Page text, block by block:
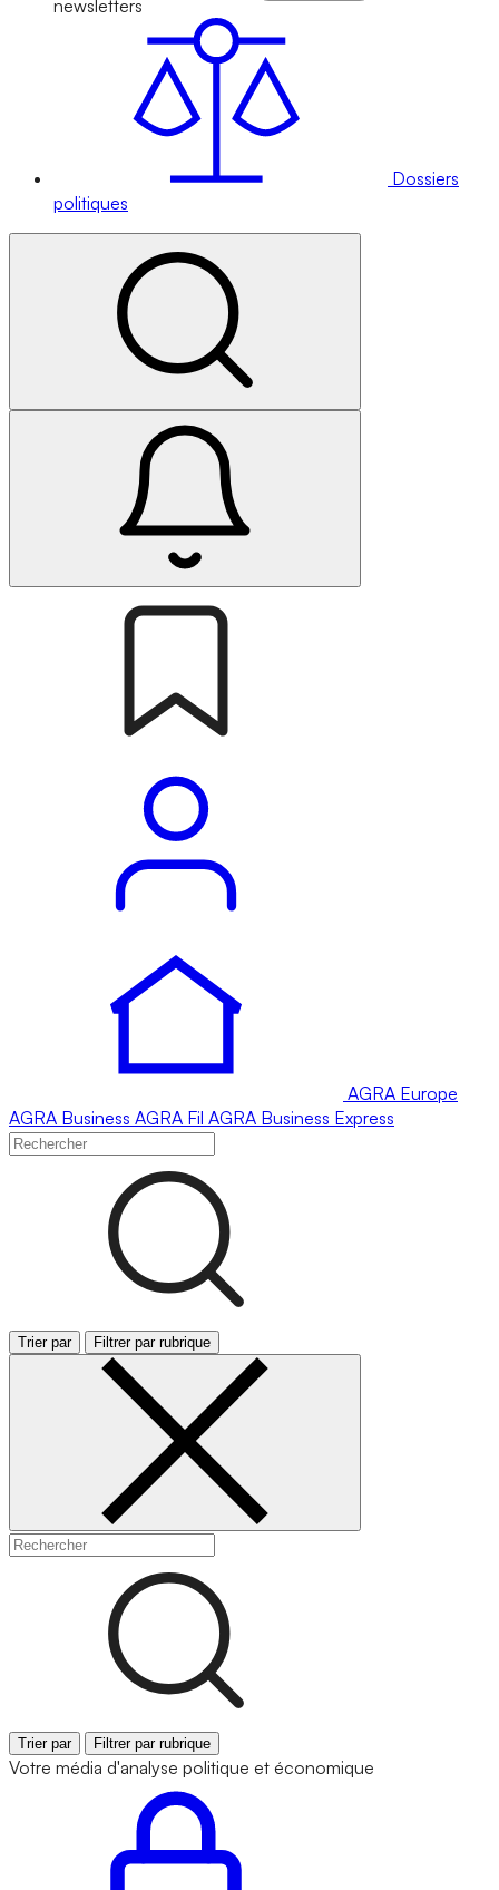
newsletters
Dossiers
politiques
AGRA Europe
AGRA Business AGRA Fil AGRA Business Express
Trier par Filtrer par rubrique
Trier par Filtrer par rubrique
Votre média d'analyse politique et économique